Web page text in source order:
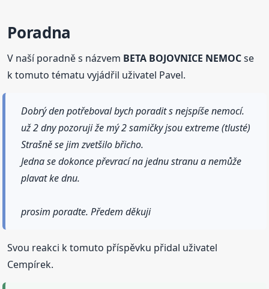
Poradna
V naší poradně s názvem BETA BOJOVNICE NEMOCse
k tomuto tématu vyjádřil uživatel Pavel.
Dobrý den potřeboval bych poradit s nejspíše nemocí.
už 2 dny pozoruji že mý 2 samičky jsou extreme (tlusté)
Strašně se jim zvetšilo břicho.
Jedna se dokonce převrací na jednu stranu a nemůže
plavat ke dnu.
prosim poradte. Předem děkuji
Svou reakci k tomuto příspěvku přidal uživatel
Cempírek.